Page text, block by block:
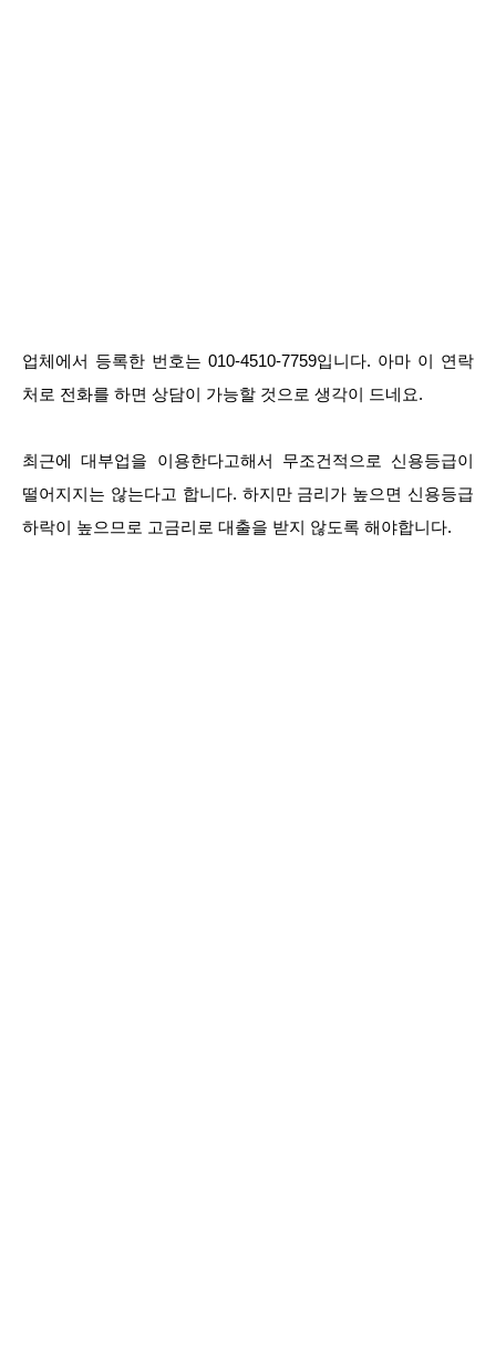
업체에서 등록한 번호는 010-4510-7759입니다. 아마 이 연락
처로 전화를 하면 상담이 가능할 것으로 생각이 드네요.
최근에 대부업을 이용한다고해서 무조건적으로 신용등급이
떨어지지는 않는다고 합니다. 하지만 금리가 높으면 신용등급
하락이 높으므로 고금리로 대출을 받지 않도록 해야합니다.